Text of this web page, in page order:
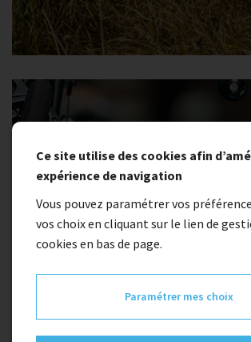
Ce site utilise des cookies afin
expérience de navigation
Vous pouvez paramétrer vos
vos choix en cliquant sur le lien de
cookies en bas de page.
Paramétrer mes choix